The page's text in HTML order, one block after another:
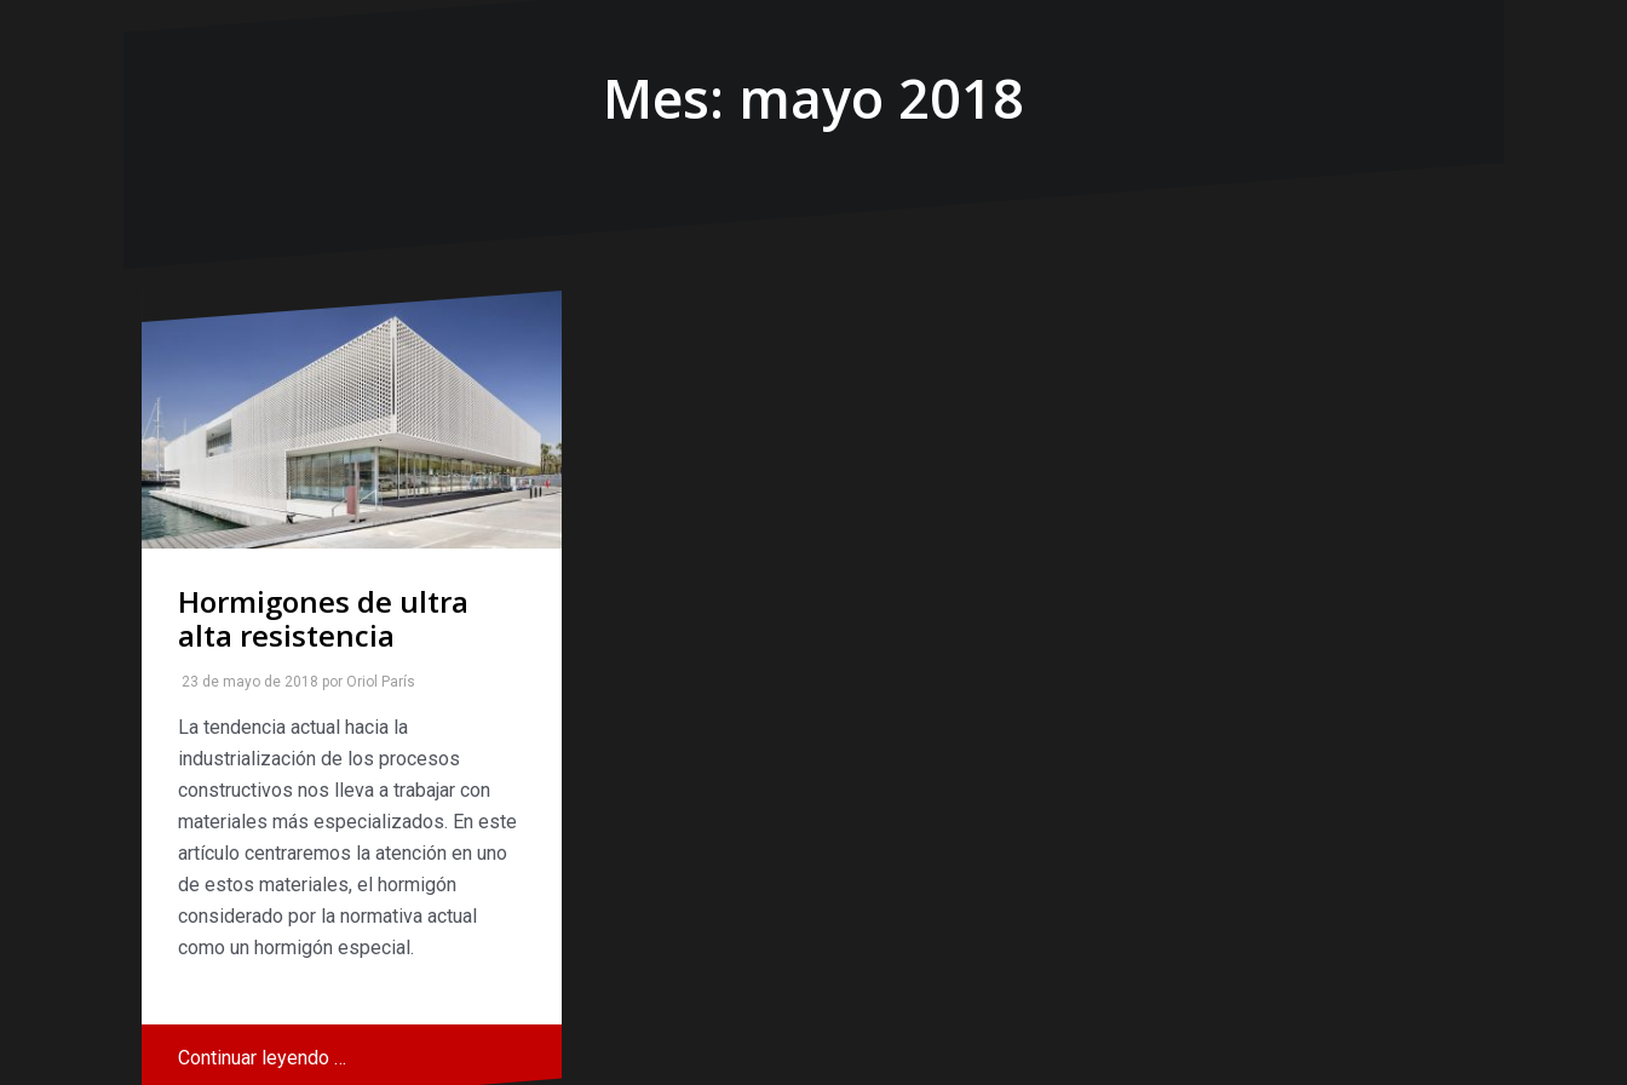
Mes: mayo 2018
Hormigones de ultra
alta resistencia
23 de mayo de 2018 por Oriol París
La tendencia actual hacia la
industrialización de los procesos
constructivos nos lleva a trabajar con
materiales más especializados. En este
artículo centraremos la atención en uno
de estos materiales, el hormigón
considerado por la normativa actual
como un hormigón especial.
Continuar leyendo …